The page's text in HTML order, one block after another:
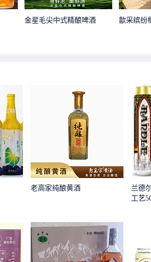
金星毛尖中式精酿啤酒 歙采缤纷
老高家纯酿黄酒
兰德
工艺